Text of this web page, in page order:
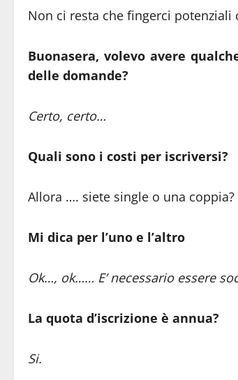
Non ci resta che fingerci
Buonasera, volevo avere
delle domande?
Certo, certo…
Quali sono i costi per iscriversi?
Allora …. siete single o una coppia?
Mi dica per l’uno e l’altro
Ok…, ok…… E’ necessario essere
La quota d’iscrizione è annua?
Si.